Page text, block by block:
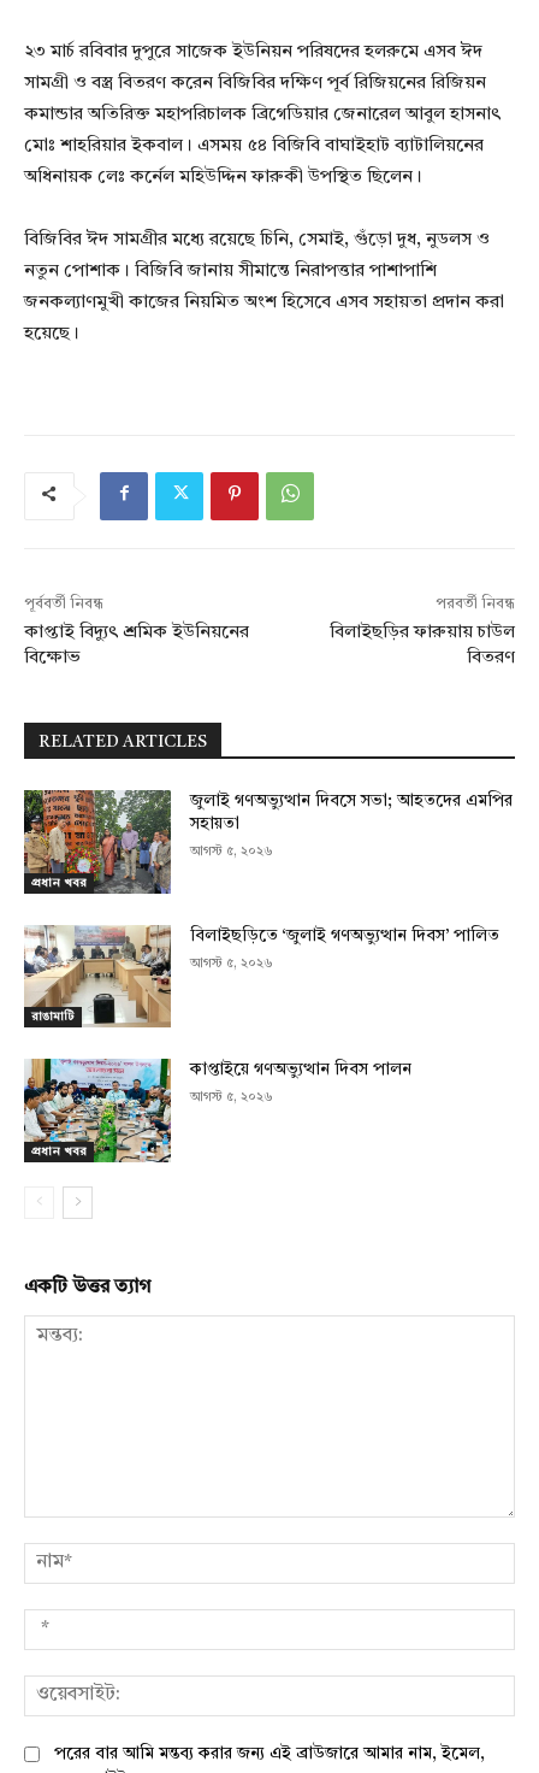
২৩ মার্চ রবিবার দুপুরে সাজেক ইউনিয়ন পরিষদের হলরুমে এসব ঈদ
সামগ্রী ও বস্ত্র বিতরণ করেন বিজিবির দক্ষিণ পূর্ব রিজিয়নের রিজিয়ন
কমান্ডার অতিরিক্ত মহাপরিচালক ব্রিগেডিয়ার জেনারেল আবুল হাসনাৎ
মোঃ শাহ‌রিয়ার ইকবাল। এসময় ৫৪ বিজিবি বাঘাইহাট ব্যাটালিয়নের
অধিনায়ক লেঃ কর্নেল মহিউদ্দিন ফারুকী উপস্থিত ছিলেন।
বিজিবির ঈদ সামগ্রীর মধ্যে রয়েছে চিনি, সেমাই, গুঁড়ো দুধ, নুডলস ও
নতুন পোশাক। বিজিবি জানায় সীমান্তে নিরাপত্তার পাশাপাশি
জনকল্যাণমুখী কাজের নিয়মিত অংশ হিসেবে এসব সহায়তা প্রদান করা
হয়েছে।
পূর্ববর্তী নিবন্ধ
কাপ্তাই বিদ্যুৎ শ্রমিক ইউনিয়নের
বিক্ষোভ
পরবর্তী নিবন্ধ
বিলাইছড়ির ফারুয়ায় চাউল
বিতরণ
RELATED ARTICLES
প্রধান খবর
জুলাই গণঅভ্যুত্থান দিবসে সভা; আহতদের এমপির
সহায়তা
আগস্ট ৫, ২০২৬
রাঙামাটি
বিলাইছড়িতে ‘জুলাই গণঅভ্যুত্থান দিবস’ পালিত
আগস্ট ৫, ২০২৬
প্রধান খবর
কাপ্তাইয়ে গণঅভ্যুত্থান দিবস পালন
আগস্ট ৫, ২০২৬
একটি উত্তর ত্যাগ
পরের বার আমি মন্তব্য করার জন্য এই ব্রাউজারে আমার নাম, ইমেল,